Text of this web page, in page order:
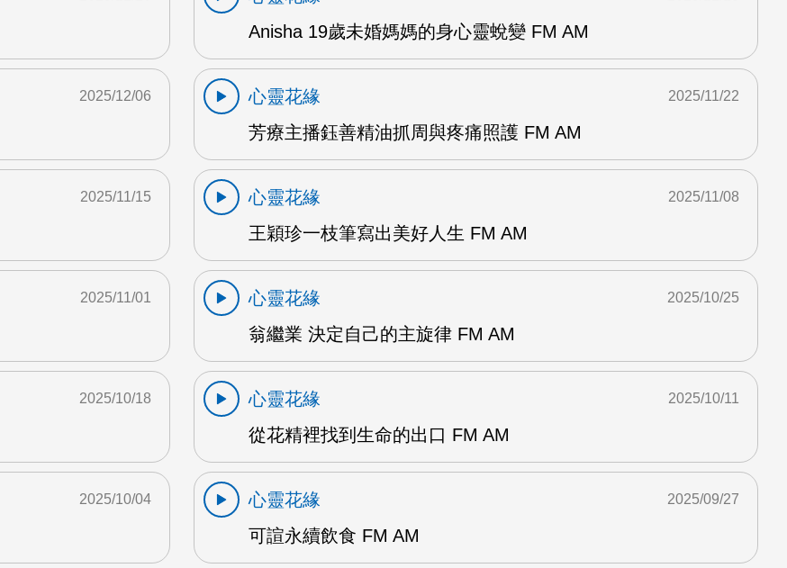
Anisha 19歲未婚媽媽的身心靈蛻變 FM AM
2025/12/06
心靈花緣
芳療主播鈺善精油抓周與疼痛照護 FM AM
2025/11/22
2025/11/15
心靈花緣
王穎珍一枝筆寫出美好人生 FM AM
2025/11/08
2025/11/01
心靈花緣
翁繼業 決定自己的主旋律 FM AM
2025/10/25
2025/10/18
心靈花緣
從花精裡找到生命的出口 FM AM
2025/10/11
2025/10/04
心靈花緣
可諠永續飲食 FM AM
2025/09/27